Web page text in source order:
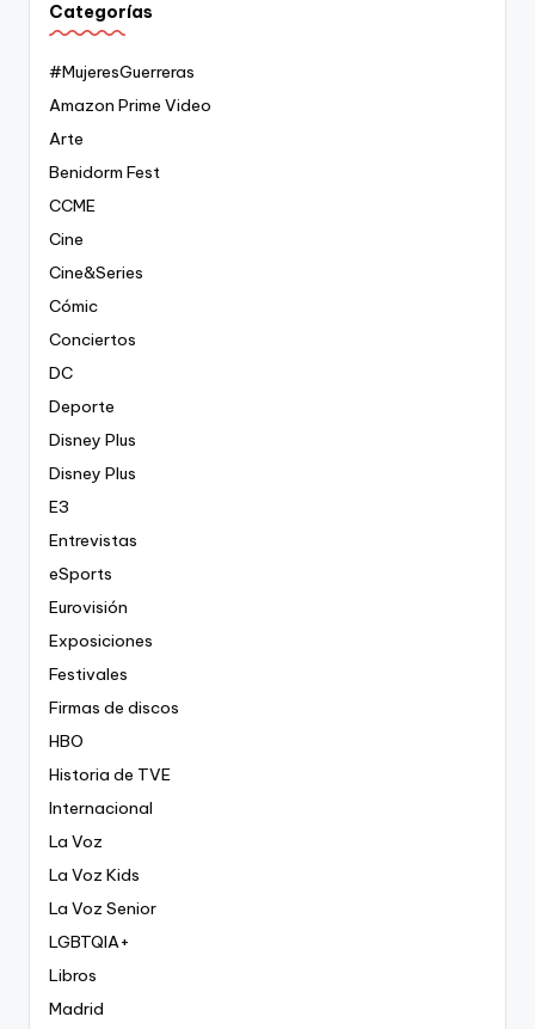
Categorías
#MujeresGuerreras
Amazon Prime Video
Arte
Benidorm Fest
CCME
Cine
Cine&Series
Cómic
Conciertos
DC
Deporte
Disney Plus
Disney Plus
E3
Entrevistas
eSports
Eurovisión
Exposiciones
Festivales
Firmas de discos
HBO
Historia de TVE
Internacional
La Voz
La Voz Kids
La Voz Senior
LGBTQIA+
Libros
Madrid